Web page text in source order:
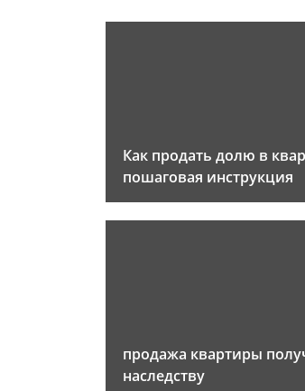
Как продать долю в
пошаговая инструкция
продажа квартиры
наследству